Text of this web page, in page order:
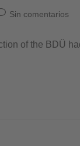
Sin comentarios
of the BDÜ